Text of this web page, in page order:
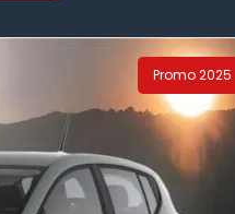
Promo 2025